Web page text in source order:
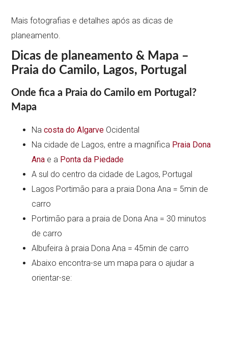
Mais fotografias e detalhes após as dicas de
planeamento.
Dicas de planeamento & Mapa –
Praia do Camilo, Lagos, Portugal
Onde fica a Praia do Camilo em Portugal?
Mapa
Nacosta do Algarve Ocidental
Na cidade de Lagos, entre a magnífica Praia Dona
Ana e a Ponta da Piedade
A sul do centro da cidade de Lagos, Portugal
Lagos Portimão para a praia Dona Ana = 5min de
carro
Portimão para a praia de Dona Ana = 30 minutos
de carro
Albufeira à praia Dona Ana = 45min de carro
Abaixo encontra-se um mapa para o ajudar a
orientar-se: